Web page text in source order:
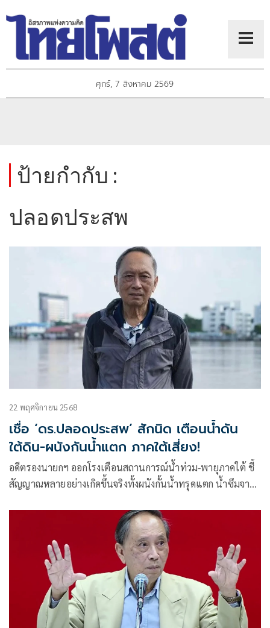
ศุกร์, 7 สิงหาคม 2569
ป้ายกำกับ :
ปลอดประสพ
22 พฤศจิกายน 2568
เชื่อ ‘ดร.ปลอดประสพ’ สักนิด เตือนน้ำดัน
ใต้ดิน-ผนังกันน้ำแตก ภาคใต้เสี่ยง!
อดีตรองนายกฯ ออกโรงเตือนสถานการณ์น้ำท่วม-พายุภาคใต้ ชี้
สัญญาณหลายอย่างเกิดขึ้นจริงทั้งผนังกั้นน้ำทรุดแตก น้ำซึมจาก
เสียงกาแต่รับฟังบนข้อเท็จจริงและประสบการณ์